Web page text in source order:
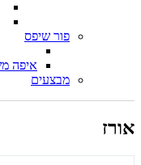
פור שיפס
איפה
מבצעים
אורז